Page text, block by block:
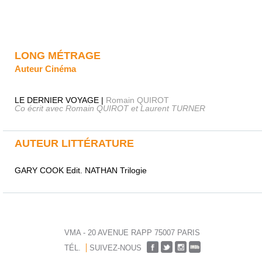
LONG MÉTRAGE
Auteur Cinéma
LE DERNIER VOYAGE | Romain QUIROT
Co écrit avec Romain QUIROT et Laurent TURNER
AUTEUR LITTÉRATURE
GARY COOK Edit. NATHAN Trilogie
VMA - 20 AVENUE RAPP 75007 PARIS
TÉL.
SUIVEZ-NOUS